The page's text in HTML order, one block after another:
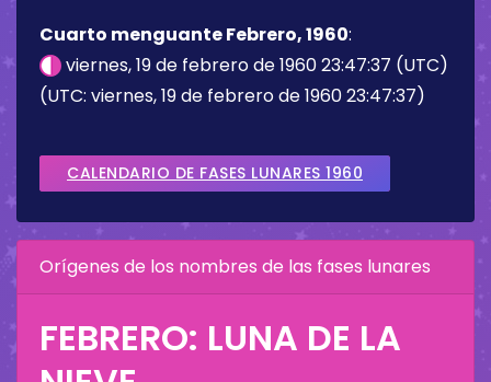
Cuarto menguante Febrero, 1960:
viernes, 19 de febrero de 1960 23:47:37 (UTC)
(UTC: viernes, 19 de febrero de 1960 23:47:37)
CALENDARIO DE FASES LUNARES 1960
Orígenes de los nombres de las fases lunares
FEBRERO: LUNA DE LA